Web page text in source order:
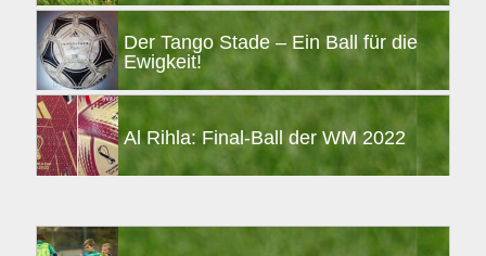
Der Tango Stade – Ein Ball für die
Ewigkeit!
Al Rihla: Final-Ball der WM 2022